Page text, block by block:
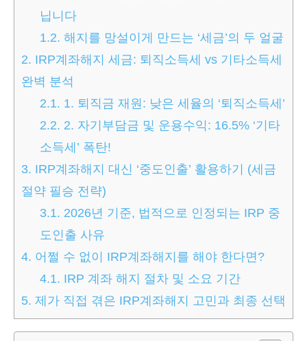
닙니다
1.2. 해지를 망설이게 만드는 ‘세금’의 두 얼굴
2. IRP계좌해지 세금: 퇴직소득세 vs 기타소득세
완벽 분석
2.1. 1. 퇴직금 재원: 낮은 세율의 ‘퇴직소득세’
2.2. 2. 자기부담금 및 운용수익: 16.5% ‘기타
소득세’ 폭탄!
3. IRP계좌해지 대신 ‘중도인출’ 활용하기 (세금
절약 필승 전략)
3.1. 2026년 기준, 법적으로 인정되는 IRP 중
도인출 사유
4. 어쩔 수 없이 IRP계좌해지를 해야 한다면?
4.1. IRP 계좌 해지 절차 및 소요 기간
5. 제가 직접 겪은 IRP계좌해지 고민과 최종 선택